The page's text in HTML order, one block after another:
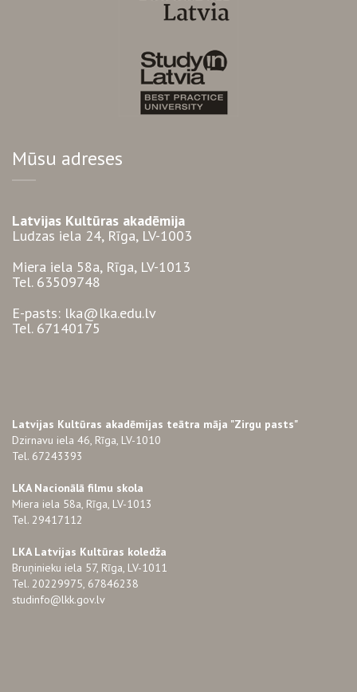
Mūsu adreses
Latvijas Kultūras akadēmija
Ludzas iela 24, Rīga, LV-1003
Miera iela 58a, Rīga, LV-1013
Tel. 63509748
E-pasts: lka@lka.edu.lv
Tel. 67140175
Latvijas Kultūras akadēmijas teātra māja "Zirgu pasts"
Dzirnavu iela 46, Rīga, LV-1010
Tel. 67243393
LKA Nacionālā filmu skola
Miera iela 58a, Rīga, LV-1013
Tel. 29417112
LKA Latvijas Kultūras koledža
Bruņinieku iela 57, Rīga, LV-1011
Tel. 20229975, 67846238
studinfo@lkk.gov.lv